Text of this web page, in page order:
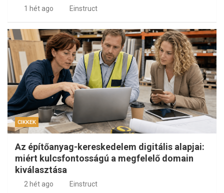
1 hét ago Einstruct
CIKKEK
Az építőanyag-kereskedelem digitális alapjai:
miért kulcsfontosságú a megfelelő domain
kiválasztása
2 hét ago Einstruct